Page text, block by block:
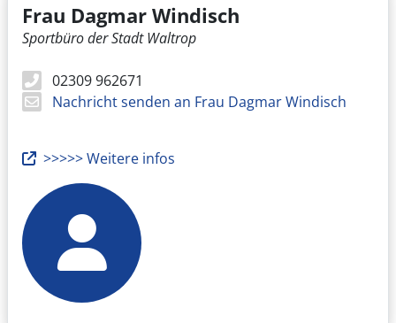
Frau Dagmar Windisch
Sportbüro der Stadt Waltrop
02309 962671
Nachricht senden an Frau Dagmar Windisch
>>>>> Weitere infos